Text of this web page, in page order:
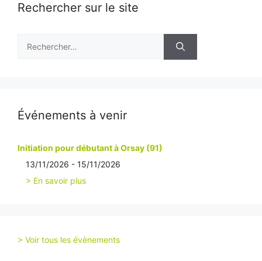
Rechercher sur le site
Événements à venir
Initiation pour débutant à Orsay (91)
13/11/2026 - 15/11/2026
> En savoir plus
> Voir tous les évènements